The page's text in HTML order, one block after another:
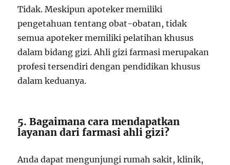
Tidak. Meskipun apoteker memiliki
pengetahuan tentang obat-obatan, tidak
semua apoteker memiliki pelatihan khusus
dalam bidang gizi. Ahli gizi farmasi merupakan
profesi tersendiri dengan pendidikan khusus
dalam keduanya.
5. Bagaimana cara mendapatkan
layanan dari farmasi ahli gizi?
Anda dapat mengunjungi rumah sakit, klinik,